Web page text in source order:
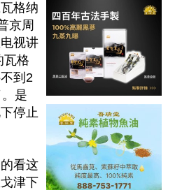
格纳
京周
视讲
瓦格
到2
是
停止
看这
津下